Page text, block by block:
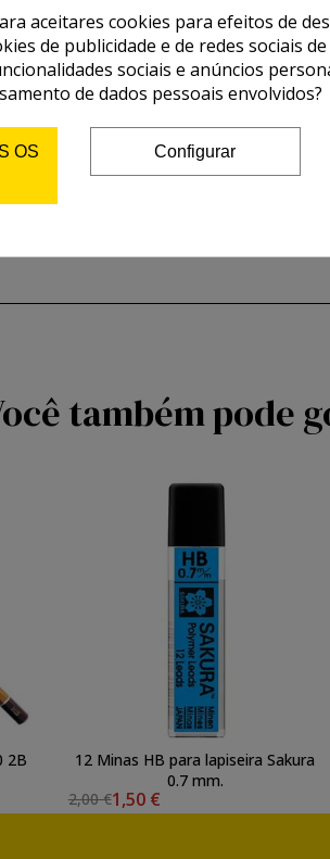
também pode
2B
12 Minas HB para lapiseira Sakura
0.7 mm.
2,00 €1,50 €
aceitares cookies para efeitos de
de publicidade e de redes sociais
sociais e anúncios
de dados pessoais envolvidos?
OS
Configurar